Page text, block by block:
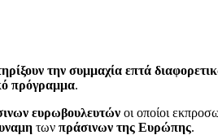
την συμμαχία επτά
πρόγραμμα.
ευρωβουλευτών οι οποίοι
των πράσινων της Ευρώπης.